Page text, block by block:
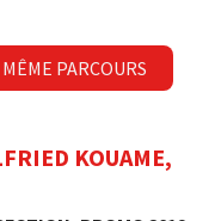
PARCOURS
KOUAME,